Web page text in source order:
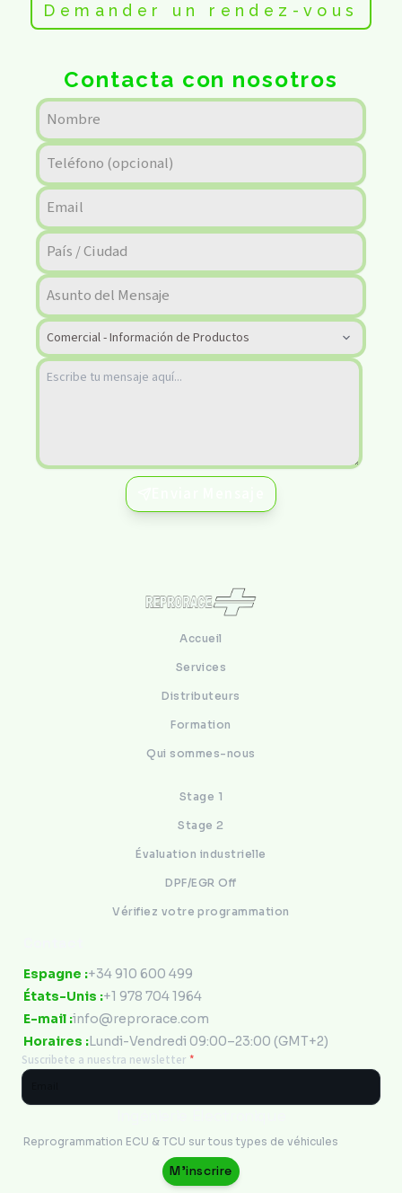
Demander un rendez-vous
Contacta con nosotros
Accueil
Services
Distributeurs
Formation
Qui sommes-nous
Stage 1
Stage 2
Évaluation industrielle
DPF/EGR Off
Vérifiez votre programmation
Espagne :+34 910 600 499
États-Unis :+1 978 704 1964
E-mail :info@reprorace.com
Horaires :Lundi-Vendredi 09:00–23:00 (GMT+2)
Suscribete a nuestra newsletter *
Reprogrammation ECU & TCU sur tous types de véhicules
M'inscrire